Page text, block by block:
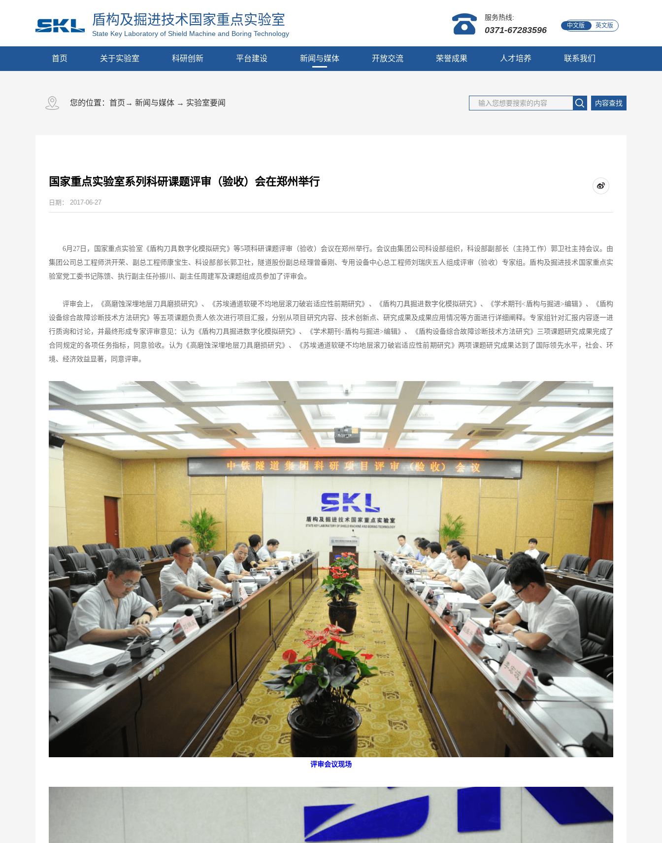
盾构及掘进技术国家重点实验室
State Key Laboratory of Shield Machine and Boring Technology
中文版 英文版
服务热线:
0371-67283596
首页 关于实验室 科研创新 平台建设 新闻与媒体 开放交流 荣誉成果 人才培养 联系我们
您的位置： 首页 → 新闻与媒体 → 实验室要闻 内容查找
国家重点实验室系列科研课题评审（验收）会在郑州举行
日期： 2017-06-27
6月27日，国家重点实验室《盾构刀具数字化模拟研究》等5项科研课题评审（验收）会议在郑州举行。会议由集团公司科设部组织，科设部副部长（主持工作）郭卫社主持会议。由
集团公司总工程师洪开荣、副总工程师康宝生、科设部部长郭卫社，隧道股份副总经理曾垂刚、专用设备中心总工程师刘瑞庆五人组成评审（验收）专家组。盾构及掘进技术国家重点实
验室党工委书记陈馈、执行副主任孙振川、副主任周建军及课题组成员参加了评审会。
评审会上，《高磨蚀深埋地层刀具磨损研究》、《苏埃通道软硬不均地层滚刀破岩适应性前期研究》、《盾构刀具掘进数字化模拟研究》、《学术期刊 <盾构与掘进>编辑》、《盾构
设备综合故障诊断技术方法研究》等五项课题负责人依次进行项目汇报，分别从项目研究内容、技术创新点、研究成果及成果应用情况等方面进行详细阐释。专家组针对汇报内容逐一进
行质询和讨论，并最终形成专家评审意见：认为《盾构刀具掘进数字化模拟研究》、《学术期刊<盾构与掘进>编辑》、《盾构设备综合故障诊断技术方法研究》三项课题研究成果完成了
合同规定的各项任务指标，同意验收。认为《高磨蚀深埋地层刀具磨损研究》、《苏埃通道软硬不均地层滚刀破岩适应性前期研究》两项课题研究成果达到了国际领先水平，社会、环
境、经济效益显著，同意评审。
评审会议现场